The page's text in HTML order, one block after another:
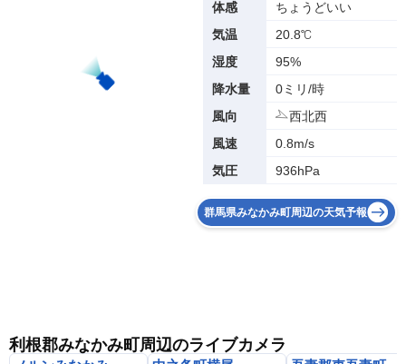
体感
ちょうどいい
気温
20.8℃
湿度
95%
降水量
0ミリ/時
風向
西北西
風速
0.8m/s
気圧
936hPa
群馬県みなかみ町周辺の天気予報
利根郡みなかみ町周辺のライブカメラ